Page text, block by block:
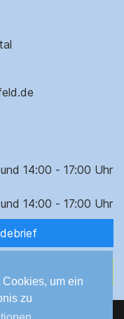
um ein
zu
14:00 - 17:00 Uhr
14:00 - 17:00 Uhr